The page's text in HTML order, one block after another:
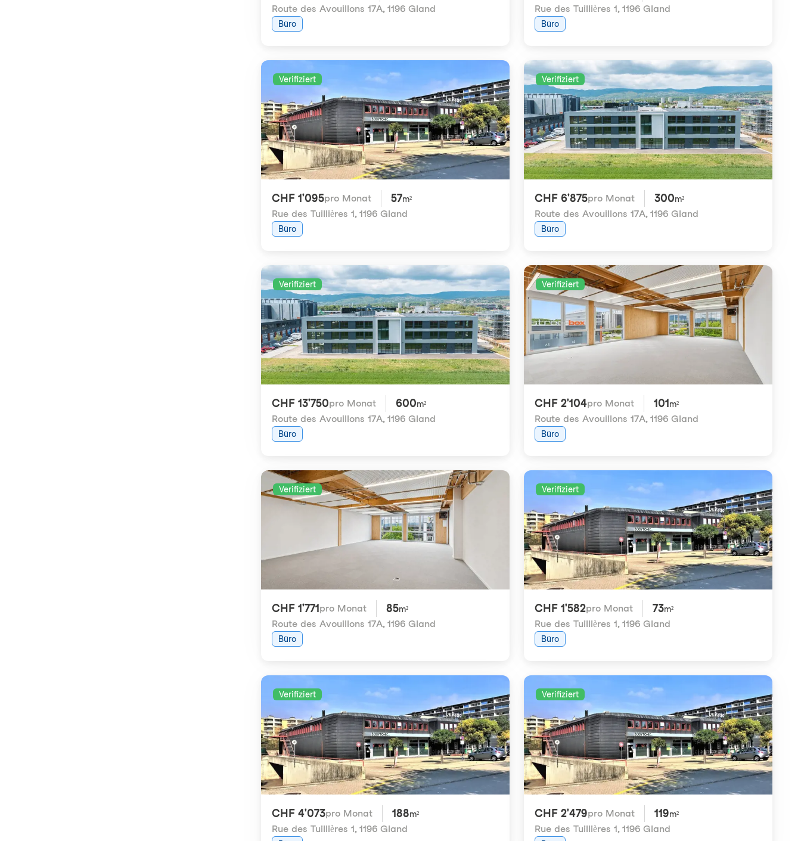
Route des Avouillons 17A, 1196 Gland
Büro
Rue des Tuillières 1, 1196 Gland
Büro
Verifiziert
CHF 1'095pro Monat 57m²
Rue des Tuillières 1, 1196 Gland
Büro
Verifiziert
CHF 6'875pro Monat 300m²
Route des Avouillons 17A, 1196 Gland
Büro
Verifiziert
CHF 13'750pro Monat 600m²
Route des Avouillons 17A, 1196 Gland
Büro
Verifiziert
CHF 2'104pro Monat 101 m²
Route des Avouillons 17A, 1196 Gland
Büro
Verifiziert
CHF 1'771 pro Monat 85m²
Route des Avouillons 17A, 1196 Gland
Büro
Verifiziert
CHF 1'582pro Monat 73m²
Rue des Tuillières 1, 1196 Gland
Büro
Verifiziert
CHF 4'073pro Monat 188m²
Rue des Tuillières 1, 1196 Gland
Verifiziert
CHF 2'479pro Monat 119m²
Rue des Tuillières 1, 1196 Gland